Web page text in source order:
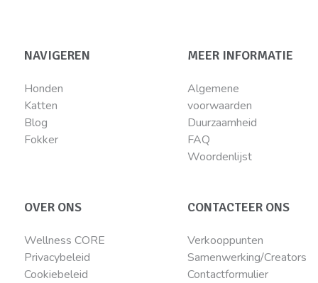
NAVIGEREN
Honden
Katten
Blog
Fokker
MEER INFORMATIE
Algemene
voorwaarden
Duurzaamheid
FAQ
Woordenlijst
OVER ONS
Wellness CORE
Privacybeleid
Cookiebeleid
CONTACTEER ONS
Verkooppunten
Samenwerking/Creators
Contactformulier